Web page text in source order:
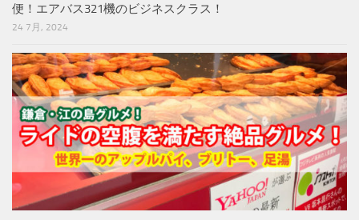
便！エアバス321機のビジネスクラス！
24 7月, 2024